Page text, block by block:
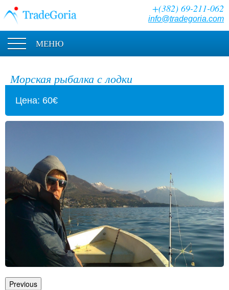
+(382) 69-211-062
info@tradegoria.com
МЕНЮ
Морская рыбалка с лодки
Цена: 60€
Previous